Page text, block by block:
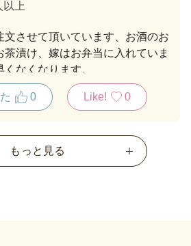
以上
文させて頂いています、お酒のお
漬け、嫁はお弁当に入れていま
なくなります。
0 Like! 0
もっと見る